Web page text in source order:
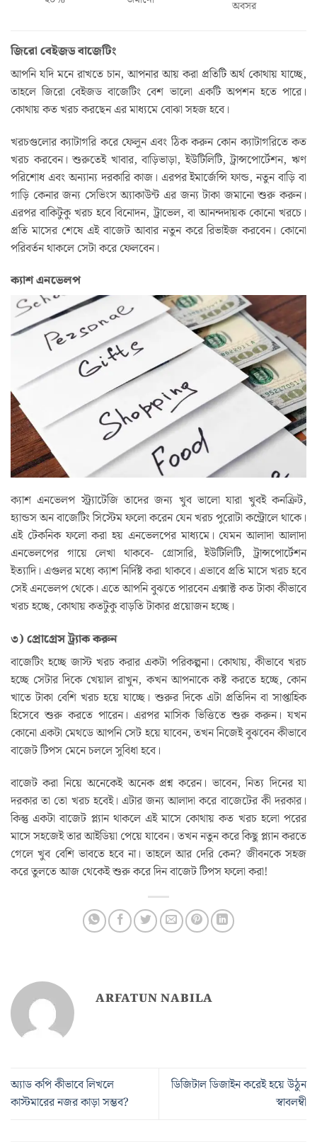
অবসর
জিরো বেইজড বাজেটিং
আপনি যদি মনে রাখতে চান, আপনার আয় করা প্রতিটি অর্থ কোথায় যাচ্ছে,
তাহলে জিরো বেইজড বাজেটিং বেশ ভালো একটি অপশন হতে পারে।
কোথায় কত খরচ করছেন এর মাধ্যমে বোঝা সহজ হবে।
খরচগুলোর ক্যাটাগরি করে ফেলুন এবং ঠিক করুন কোন ক্যাটাগরিতে কত
খরচ করবেন। শুরুতেই খাবার, বাড়িভাড়া, ইউটিলিটি, ট্রান্সপোর্টেশন, ঋণ
পরিশোধ এবং অন্যান্য দরকারি কাজ। এরপর ইমার্জেন্সি ফান্ড, নতুন বাড়ি বা
গাড়ি কেনার জন্য সেভিংস অ্যাকাউন্ট এর জন্য টাকা জমানো শুরু করুন।
এরপর বাকিটুকু খরচ হবে বিনোদন, ট্রাভেল, বা আনন্দদায়ক কোনো খরচে।
প্রতি মাসের শেষে এই বাজেট আবার নতুন করে রিভাইজ করবেন। কোনো
পরিবর্তন থাকলে সেটা করে ফেলবেন।
ক্যাশ এনভেলপ
ক্যাশ এনভেলপ স্ট্র্যাটেজি তাদের জন্য খুব ভালো যারা খুবই কনক্রিট,
হ্যান্ডস অন বাজেটিং সিস্টেম ফলো করেন যেন খরচ পুরোটা কন্ট্রোলে থাকে।
এই টেকনিক ফলো করা হয় এনভেলপের মাধ্যমে। যেমন আলাদা আলাদা
এনভেলপের গায়ে লেখা থাকবে- গ্রোসারি, ইউটিলিটি, ট্রান্সপোর্টেশন
ইত্যাদি। এগুলর মধ্যে ক্যাশ নির্দিষ্ট করা থাকবে। এভাবে প্রতি মাসে খরচ হবে
সেই এনভেলপ থেকে। এতে আপনি বুঝতে পারবেন এক্সাক্ট কত টাকা কীভাবে
খরচ হচ্ছে, কোথায় কতটুকু বাড়তি টাকার প্রয়োজন হচ্ছে।
৩) প্রোগ্রেস ট্র্যাক করুন
বাজেটিং হচ্ছে জাস্ট খরচ করার একটা পরিকল্পনা। কোথায়, কীভাবে খরচ
হচ্ছে সেটার দিকে খেয়াল রাখুন, কখন আপনাকে কষ্ট করতে হচ্ছে, কোন
খাতে টাকা বেশি খরচ হয়ে যাচ্ছে। শুরুর দিকে এটা প্রতিদিন বা সাপ্তাহিক
হিসেবে শুরু করতে পারেন। এরপর মাসিক ভিত্তিতে শুরু করুন। যখন
কোনো একটা মেথডে আপনি সেট হয়ে যাবেন, তখন নিজেই বুঝবেন কীভাবে
বাজেট টিপস মেনে চললে সুবিধা হবে।
বাজেট করা নিয়ে অনেকেই অনেক প্রশ্ন করেন। ভাবেন, নিত্য দিনের যা
দরকার তা তো খরচ হবেই। এটার জন্য আলাদা করে বাজেটের কী দরকার।
কিন্তু একটা বাজেট প্ল্যান থাকলে এই মাসে কোথায় কত খরচ হলো পরের
মাসে সহজেই তার আইডিয়া পেয়ে যাবেন। তখন নতুন করে কিছু প্ল্যান করতে
গেলে খুব বেশি ভাবতে হবে না। তাহলে আর দেরি কেন? জীবনকে সহজ
করে তুলতে আজ থেকেই শুরু করে দিন বাজেট টিপস ফলো করা!
ARFATUN NABILA
অ্যাড কপি কীভাবে লিখলে
কাস্টমারের নজর কাড়া সম্ভব?
ডিজিটাল ডিজাইন করেই হয়ে উঠুন
স্বাবলম্বী